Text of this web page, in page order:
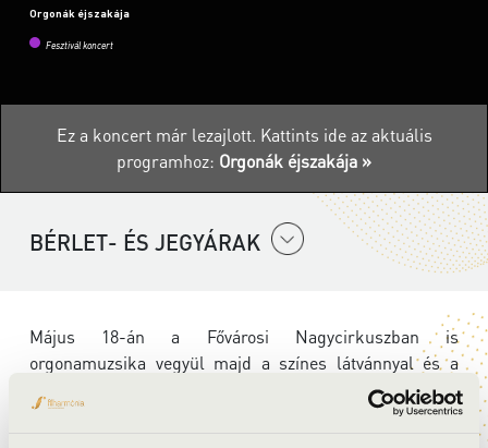
Orgonák éjszakája
Fesztivál koncert
Ez a koncert már lezajlott. Kattints ide az aktuális
programhoz: Orgonák éjszakája »
BÉRLET- ÉS JEGYÁRAK
Május 18-án a Fővárosi Nagycirkuszban is
orgonamuzsika vegyül majd a színes látvánnyal és a
megszokott cirkuszi hangulattal. Artisták és
mutatványosok kápráztatják a szemet, Balatoni Sándor